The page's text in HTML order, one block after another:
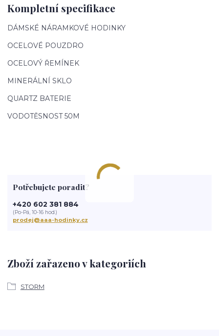
Kompletní specifikace
DÁMSKÉ NÁRAMKOVÉ HODINKY
OCELOVÉ POUZDRO
OCELOVÝ ŘEMÍNEK
MINERÁLNÍ SKLO
QUARTZ BATERIE
VODOTĚSNOST 50M
Zboží zařazeno v kategoriích
STORM
Potřebujete poradit?
+420 602 381 884
(Po-Pá, 10-16 hod.)
prodej@aaa-hodinky.cz